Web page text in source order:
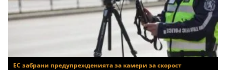
ЕС забрани предупрежденията за камери за скорост